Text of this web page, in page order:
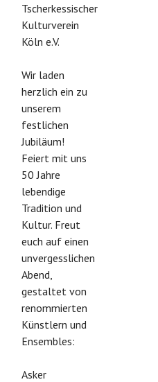
Tscherkessischer
Kulturverein
Köln e.V.
Wir laden
herzlich ein zu
unserem
festlichen
Jubiläum!
Feiert mit uns
50 Jahre
lebendige
Tradition und
Kultur. Freut
euch auf einen
unvergesslichen
Abend,
gestaltet von
renommierten
Künstlern und
Ensembles:
Asker